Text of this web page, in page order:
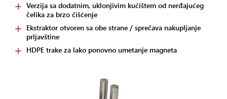
Verzija sa dodatnim, uklonjivim kućištem od nerđajućeg
čelika za brzo čišćenje
Ekstraktor otvoren sa obe strane / sprečava nakupljanje
prljavštine
HDPE trake za lako ponovno umetanje magneta